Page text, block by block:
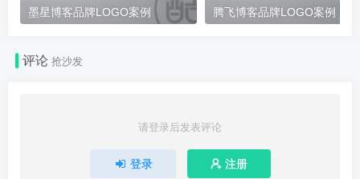
墨星博客品牌LOGO案例 腾飞博客品牌LOGO案例
评论抢沙发
请登录后发表评论
登录 注册